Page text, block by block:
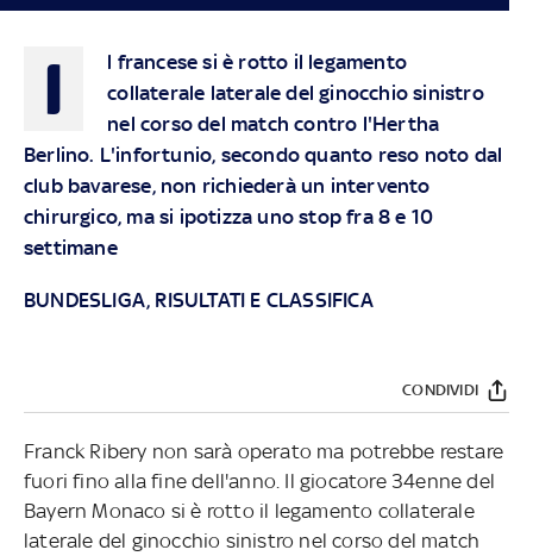
I
l francese si è rotto il legamento
collaterale laterale del ginocchio sinistro
nel corso del match contro l'Hertha
Berlino. L'infortunio, secondo quanto reso noto dal
club bavarese, non richiederà un intervento
chirurgico, ma si ipotizza uno stop fra 8 e 10
settimane
BUNDESLIGA, RISULTATI E CLASSIFICA
CONDIVIDI
Franck Ribery non sarà operato ma potrebbe restare
fuori fino alla fine dell'anno. Il giocatore 34enne del
Bayern Monaco si è rotto il legamento collaterale
laterale del ginocchio sinistro nel corso del match